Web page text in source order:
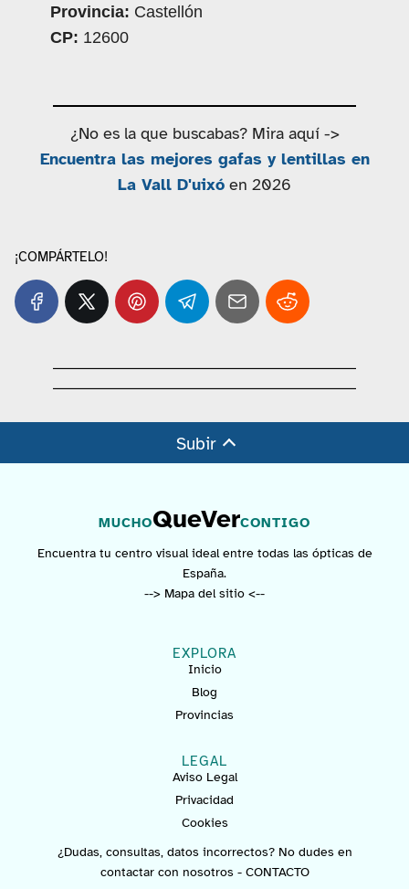
Provincia: Castellón
CP: 12600
¿No es la que buscabas? Mira aquí ->
Encuentra las mejores gafas y lentillas en
La Vall D'uixó en 2026
¡COMPÁRTELO!
Subir
MUCHOQueVerCONTIGO
Encuentra tu centro visual ideal entre todas las ópticas de
España.
--> Mapa del sitio <--
EXPLORA
Inicio
Blog
Provincias
LEGAL
Aviso Legal
Privacidad
Cookies
¿Dudas, consultas, datos incorrectos? No dudes en
contactar con nosotros - CONTACTO